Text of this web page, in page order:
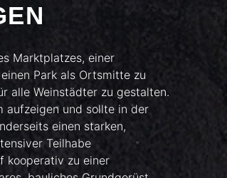
Marktplatzes, einer
Park als Ortsmitte zu
alle Weinstädter zu gestalten.
aufzeigen und sollte in der
einen starken,
Teilhabe
kooperativ zu einer